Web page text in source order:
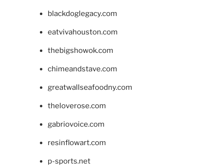
blackdoglegacy.com
eatvivahouston.com
thebigshowok.com
chimeandstave.com
greatwallseafoodny.com
theloverose.com
gabriovoice.com
resinflowart.com
p-sports.net